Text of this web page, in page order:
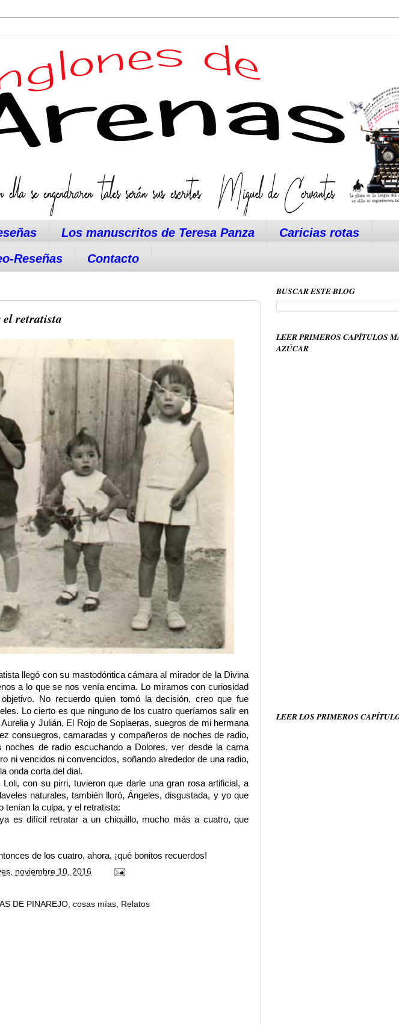
Los manuscritos de Teresa Panza
Caricias rotas
Reseñas Contacto
el retratista
llegó con su mastodóntica cámara al mirador de la Divina
a lo que se nos venía encima. Lo miramos con curiosidad
No recuerdo quien tomó la decisión, creo que fue
Lo cierto es que ninguno de los cuatro queríamos salir en
y Julián, El Rojo de Soplaeras, suegros de mi hermana
consuegros, camaradas y compañeros de noches de radio,
de radio escuchando a Dolores, ver desde la cama
ni vencidos ni convencidos, soñando alrededor de una radio,
onda corta del dial.
con su pirri, tuvieron que darle una gran rosa artificial, a
naturales, también lloró, Ángeles, disgustada, y yo que
tenían la culpa, y el retratista:
es difícil retratar a un chiquillo, mucho más a cuatro, que
de los cuatro, ahora, ¡qué bonitos recuerdos!
noviembre 10, 2016
DE PINAREJO, cosas mías, Relatos
BUSCAR ESTE BLOG
LEER PRIMEROS CAPÍTULOS
AZÚCAR
LEER LOS PRIMEROS